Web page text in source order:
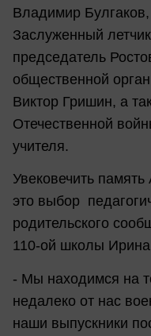
Владимир
Заслуженный
председатель
общественной
Виктор Гришин, а
Отечественной
учителя.
Увековечить
это выбор
родительского
110-ой школы
- Мы находимся на
недалеко от нас
наши выпускники